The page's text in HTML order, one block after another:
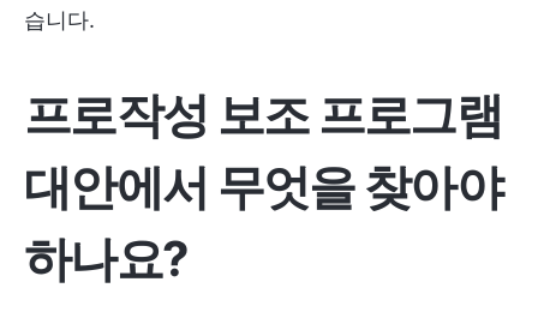
습니다.
프로작성 보조 프로그램
대안에서 무엇을 찾아야
하나요?